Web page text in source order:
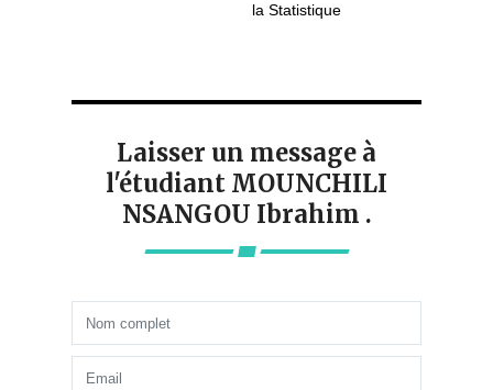
la Statistique
Laisser un message à
l'étudiant MOUNCHILI
NSANGOU Ibrahim .